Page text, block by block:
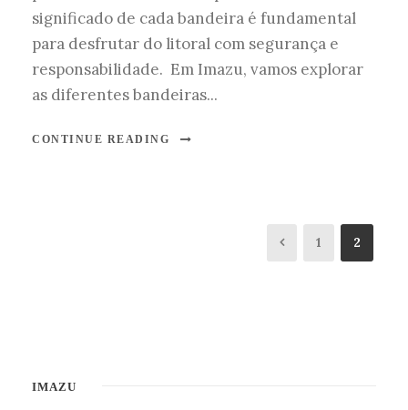
significado de cada bandeira é fundamental
para desfrutar do litoral com segurança e
responsabilidade. Em Imazu, vamos explorar
as diferentes bandeiras...
CONTINUE READING
1 2
IMAZU